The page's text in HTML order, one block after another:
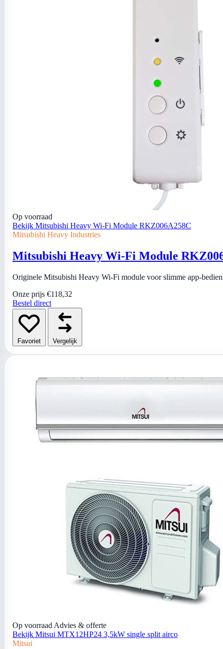
Op voorraad
Bekijk Mitsubishi Heavy Wi-Fi Module RKZ006A258C
Mitsubishi Heavy Industries
Mitsubishi Heavy Wi-Fi Module
Originele Mitsubishi Heavy Wi-Fi module voor slimme app-
Onze prijs €118,32
Bestel direct
Favoriet Vergelijk
Op voorraad Advies & offerte
Bekijk Mitsui MTX12HP24 3,5kW single split airco
Mitsui